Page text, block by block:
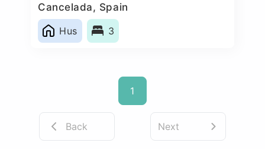
Cancelada, Spain
Hus
3
1
Back Next